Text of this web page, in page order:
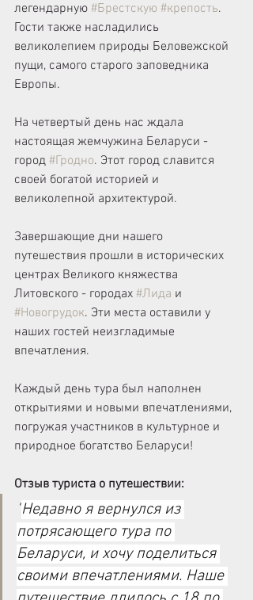
легендарную #Брестскую #крепость.
Гости также насладились
великолепием природы Беловежской
пущи, самого старого заповедника
Европы.
На четвертый день нас ждала
настоящая жемчужина Беларуси -
город #Гродно. Этот город славится
своей богатой историей и
великолепной архитектурой.
Завершающие дни нашего
путешествия прошли в исторических
центрах Великого княжества
Литовского - городах #Лида и
#Новогрудок. Эти места оставили у
наших гостей неизгладимые
впечатления.
Каждый день тура был наполнен
открытиями и новыми впечатлениями,
погружая участников в культурное и
природное богатство Беларуси!
Отзыв туриста о путешествии:
"Недавно я вернулся из
потрясающего тура по
Беларуси, и хочу поделиться
своими впечатлениями. Наше